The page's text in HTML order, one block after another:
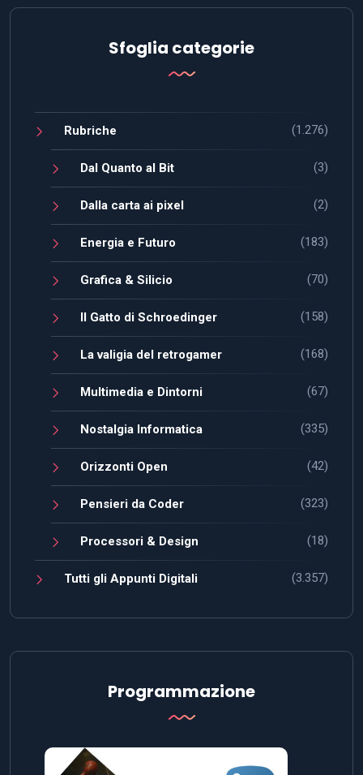
Sfoglia categorie
Rubriche (1.276)
Dal Quanto al Bit (3)
Dalla carta ai pixel (2)
Energia e Futuro (183)
Grafica & Silicio (70)
Il Gatto di Schroedinger (158)
La valigia del retrogamer (168)
Multimedia e Dintorni (67)
Nostalgia Informatica (335)
Orizzonti Open (42)
Pensieri da Coder (323)
Processori & Design (18)
Tutti gli Appunti Digitali (3.357)
Programmazione